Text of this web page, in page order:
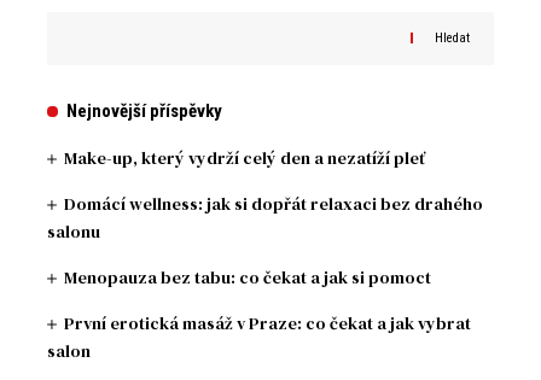
Hledat
Nejnovější příspěvky
Make-up, který vydrží celý den a nezatíží pleť
Domácí wellness: jak si dopřát relaxaci bez drahého
salonu
Menopauza bez tabu: co čekat a jak si pomoct
První erotická masáž v Praze: co čekat a jak vybrat
salon